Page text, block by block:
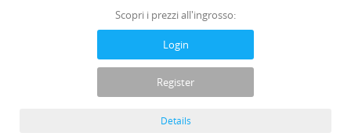
Scopri i prezzi all'ingrosso:
Login
Register
Details